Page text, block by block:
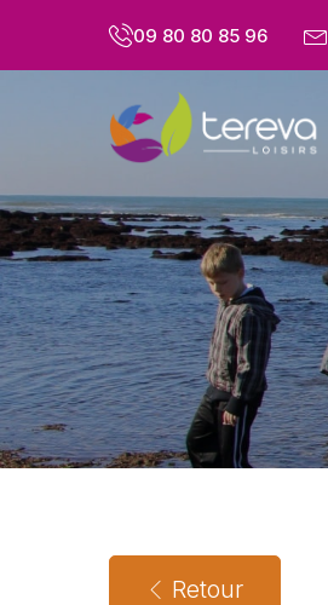
09 80 80 85 96
Retour